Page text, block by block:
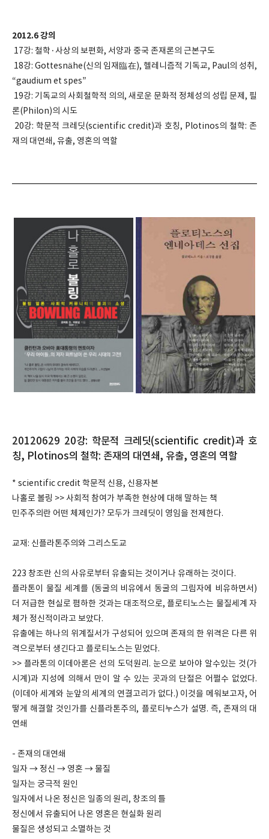
2012.6 강의
17강: 철학·사상의 보편화, 서양과 중국 존재론의 근본구도
18강: Gottesnähe(신의 임재臨在), 헬레니즘적 기독교, Paul의 성취,
“gaudium et spes”
19강: 기독교의 사회철학적 의의, 새로운 문화적 정체성의 성립 문제, 필
론(Philon)의 시도
20강: 학문적 크레딧(scientific credit)과 호칭, Plotinos의 철학: 존
재의 대연쇄, 유출, 영혼의 역할
20120629 20강: 학문적 크레딧(scientific credit)과 호
칭, Plotinos의 철학: 존재의 대연쇄, 유출, 영혼의 역할
* scientific credit 학문적 신용, 신용자본
나홀로 볼링 >> 사회적 참여가 부족한 현상에 대해 말하는 책
민주주의란 어떤 체제인가? 모두가 크레딧이 영임을 전제한다.
교재: 신플라톤주의와 그리스도교
223 창조란 신의 사유로부터 유출되는 것이거나 유래하는 것이다.
플라톤이 물질 세계를 (동굴의 비유에서 동굴의 그림자에 비유하면서)
더 저급한 현실로 폄하한 것과는 대조적으로, 플로티노스는 물질세계 자
체가 정신적이라고 보았다.
유출에는 하나의 위계질서가 구성되어 있으며 존재의 한 위격은 다른 위
격으로부터 생긴다고 플로티노스는 믿었다.
>> 플라톤의 이데아론은 선의 도덕원리. 눈으로 보아야 알수있는 것(가
시계)과 지성에 의해서 만이 알 수 있는 곳과의 단절은 어쩔수 없었다.
(이데아 세계와 눈앞의 세계의 연결고리가 없다.) 이것을 메워보고자, 어
떻게 해결할 것인가를 신플라톤주의, 플로티누스가 설명. 즉, 존재의 대
연쇄
- 존재의 대연쇄
일자 → 정신 → 영혼 → 물질
일자는 궁극적 원인
일자에서 나온 정신은 일종의 원리, 창조의 틀
정신에서 유출되어 나온 영혼은 현실화 원리
물질은 생성되고 소멸하는 것